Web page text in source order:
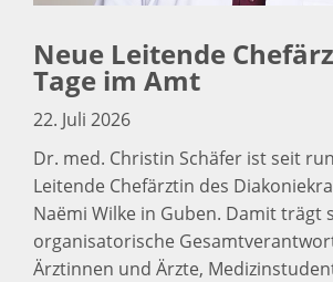
Neue Leitende
Tage im Amt
22. Juli 2026
Dr. med. Christin Schäfer ist seit
Leitende Chefärztin des
Naëmi Wilke in Guben. Damit trägt
organisatorische
Ärztinnen und Ärzte,